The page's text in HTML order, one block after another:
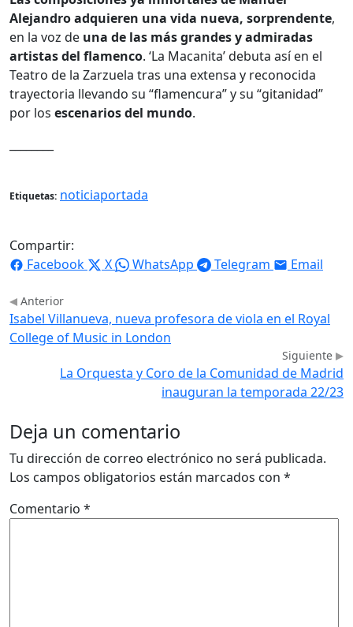
Alejandro adquieren una vida nueva, sorprendente,
en la voz de una de las más grandes y admiradas
artistas del flamenco. ‘La Macanita’ debuta así en el
Teatro de la Zarzuela tras una extensa y reconocida
trayectoria llevando su “flamencura” y su “gitanidad”
por los escenarios del mundo.
Etiquetas: noticiaportada
Compartir:
Facebook
X WhatsApp Telegram Email
Anterior
Isabel Villanueva, nueva profesora de viola en el Royal
College of Music in London
Siguiente
La Orquesta y Coro de la Comunidad de Madrid
inauguran la temporada 22/23
Deja un comentario
Tu dirección de correo electrónico no será publicada.
Los campos obligatorios están marcados con *
Comentario *